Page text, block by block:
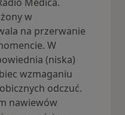
w
na przerwanie
W
(niska)
wzmaganiu
odczuć.
nawiewów